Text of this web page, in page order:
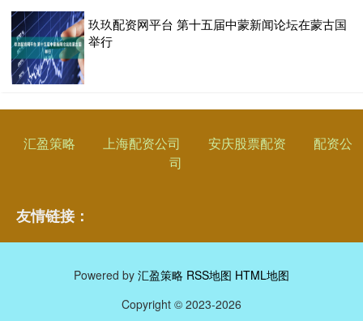
玖玖配资网平台 第十五届中蒙新闻论坛在蒙古国
举行
汇盈策略 上海配资公司 安庆股票配资
配资公
司
友情链接：
Powered by 汇盈策略 RSS地图 HTML地图
Copyright © 2023-2026